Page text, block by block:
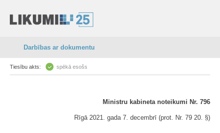
Darbības ar dokumentu
Tiesību akts: spēkā esošs
Ministru kabineta noteikumi Nr. 796
Rīgā 2021. gada 7. decembrī (prot. Nr. 79 20. §)